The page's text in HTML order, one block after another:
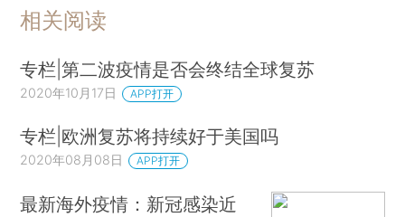
相关阅读
专栏|第二波疫情是否会终结全球复苏
2020年10月17日 APP打开
专栏|欧洲复苏将持续好于美国吗
2020年08月08日 APP打开
最新海外疫情：新冠感染近